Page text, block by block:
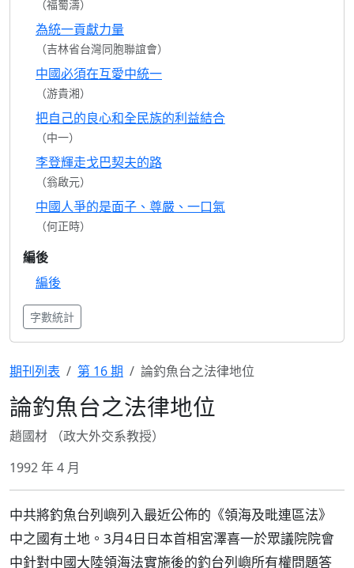
（福蜀濤）
為統一貢獻力量
（吉林省台灣同胞聯誼會）
中國必須在互愛中統一
（游貴湘）
把自己的良心和全民族的利益結合
（中一）
李登輝走戈巴契夫的路
（翁啟元）
中國人爭的是面子、尊嚴、一口氣
（何正時）
編後
編後
字數統計
期刊列表 第 16 期 論釣魚台之法律地位
論釣魚台之法律地位
趙國材 （政大外交系教授）
1992 年 4 月
中共將釣魚台列嶼列入最近公佈的《領海及毗連區法》
中之國有土地。3月4日日本首相宮澤喜一於眾議院院會
中針對中國大陸領海法實施後的釣台列嶼所有權問題答